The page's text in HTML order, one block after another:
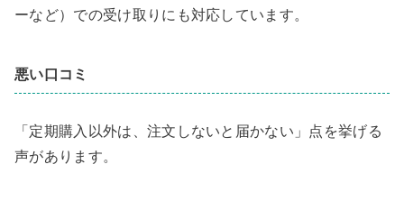
ーなど）での受け取りにも対応しています。
悪い口コミ
「定期購入以外は、注文しないと届かない」点を挙げる
声があります。